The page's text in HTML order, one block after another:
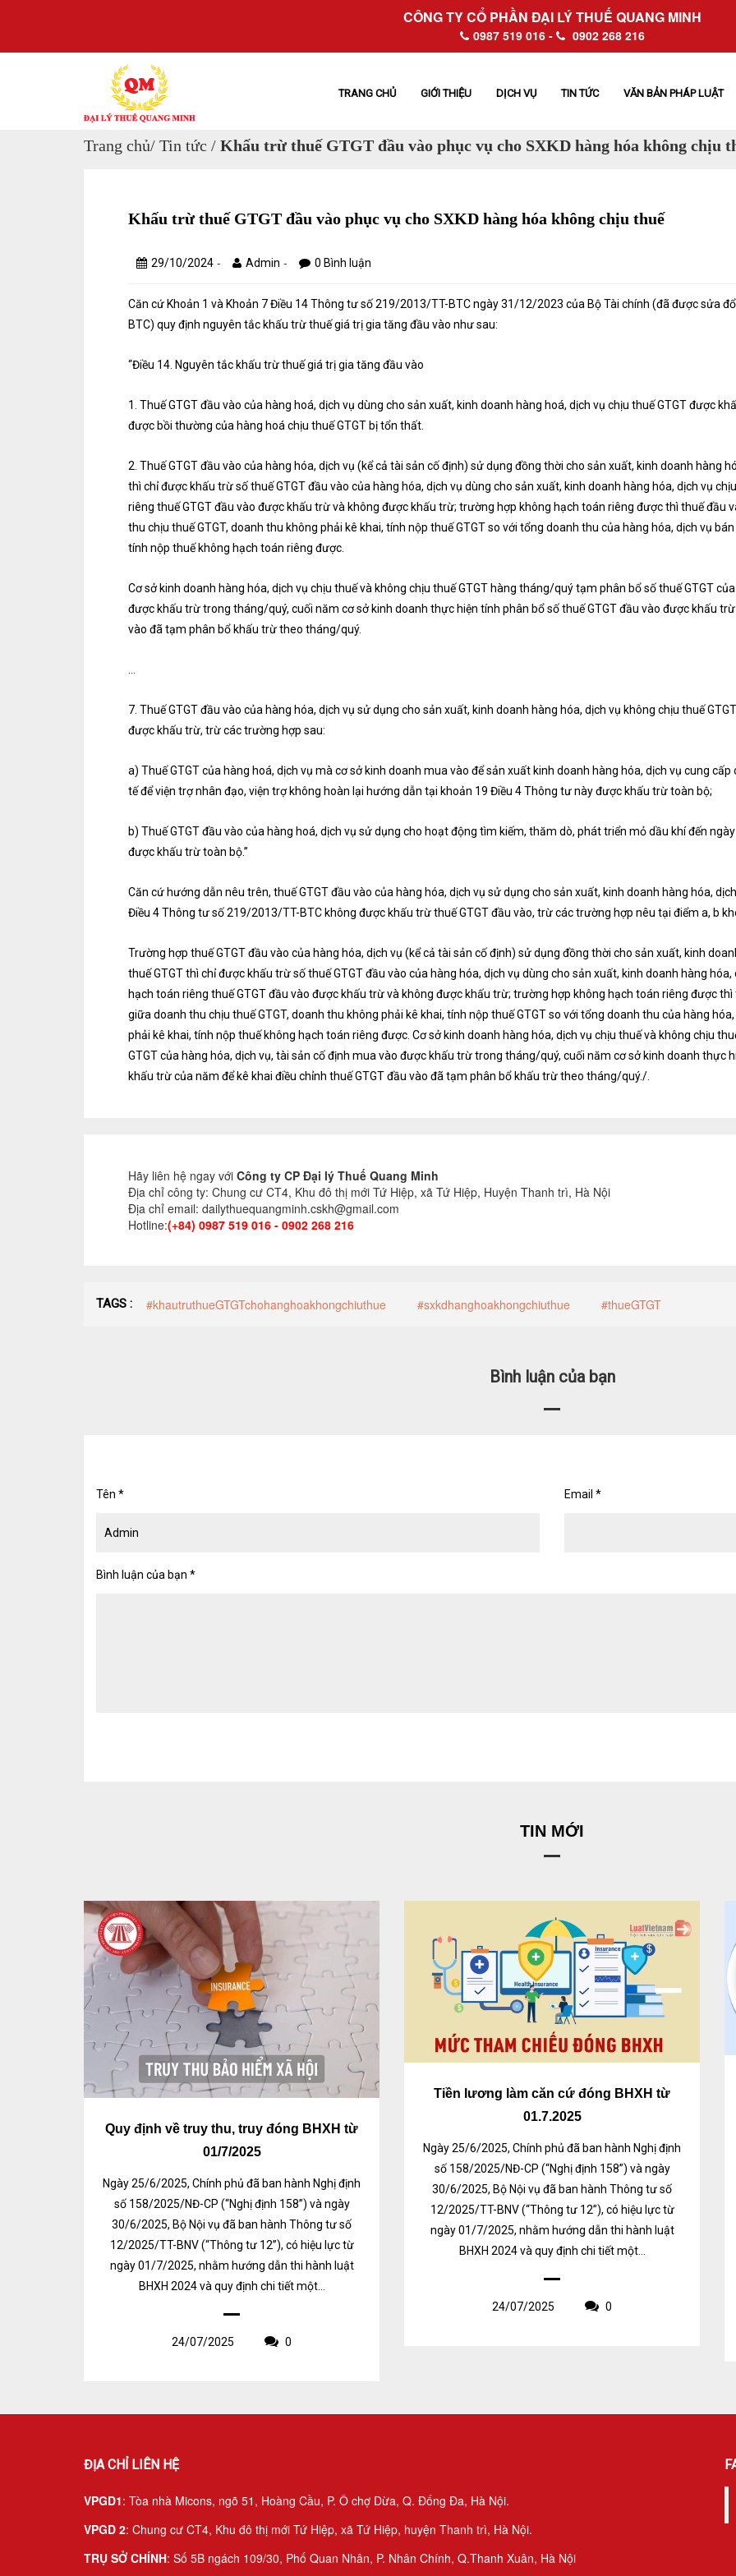
CÔNG TY CỔ PHẦN ĐẠI LÝ THUẾ QUANG MINH
0987 519 016 - 0902 268 216
TRANG CHỦ GIỚI THIỆU DỊCH VỤ TIN TỨC VĂN BẢN PHÁP LUẬT
Trang chủ/ Tin tức / Khấu trừ thuế GTGT đầu vào phục vụ cho SXKD hàng hóa không chịu
Khấu trừ thuế GTGT đầu vào phục vụ cho SXKD hàng hóa không chịu thuế
29/10/2024 - Admin - 0 Bình luận
Căn cứ Khoản 1 và Khoản 7 Điều 14 Thông tư số 219/2013/TT-BTC ngày 31/12/2023 của Bộ Tài chính (đã được sửa
BTC) quy định nguyên tắc khấu trừ thuế giá trị gia tăng đầu vào như sau:
“Điều 14. Nguyên tắc khấu trừ thuế giá trị gia tăng đầu vào
1. Thuế GTGT đầu vào của hàng hoá, dịch vụ dùng cho sản xuất, kinh doanh hàng hoá, dịch vụ chịu thuế GTGT được
được bồi thường của hàng hoá chịu thuế GTGT bị tổn thất.
2. Thuế GTGT đầu vào của hàng hóa, dịch vụ (kể cả tài sản cố định) sử dụng đồng thời cho sản xuất, kinh doanh hàng
thì chỉ được khấu trừ số thuế GTGT đầu vào của hàng hóa, dịch vụ dùng cho sản xuất, kinh doanh hàng hóa, dịch vụ
riêng thuế GTGT đầu vào được khấu trừ và không được khấu trừ; trường hợp không hạch toán riêng được thì thuế đầu
thu chịu thuế GTGT, doanh thu không phải kê khai, tính nộp thuế GTGT so với tổng doanh thu của hàng hóa, dịch vụ
tính nộp thuế không hạch toán riêng được.
Cơ sở kinh doanh hàng hóa, dịch vụ chịu thuế và không chịu thuế GTGT hàng tháng/quý tạm phân bổ số thuế GTGT
được khấu trừ trong tháng/quý, cuối năm cơ sở kinh doanh thực hiện tính phân bổ số thuế GTGT đầu vào được khấu
vào đã tạm phân bổ khấu trừ theo tháng/quý.
7. Thuế GTGT đầu vào của hàng hóa, dịch vụ sử dụng cho sản xuất, kinh doanh hàng hóa, dịch vụ không chịu thuế
được khấu trừ, trừ các trường hợp sau:
a) Thuế GTGT của hàng hoá, dịch vụ mà cơ sở kinh doanh mua vào để sản xuất kinh doanh hàng hóa, dịch vụ cung
tế để viện trợ nhân đạo, viện trợ không hoàn lại hướng dẫn tại khoản 19 Điều 4 Thông tư này được khấu trừ toàn bộ;
b) Thuế GTGT đầu vào của hàng hoá, dịch vụ sử dụng cho hoạt động tìm kiếm, thăm dò, phát triển mỏ dầu khí đến
được khấu trừ toàn bộ.”
Căn cứ hướng dẫn nêu trên, thuế GTGT đầu vào của hàng hóa, dịch vụ sử dụng cho sản xuất, kinh doanh hàng hóa,
Điều 4 Thông tư số 219/2013/TT-BTC không được khấu trừ thuế GTGT đầu vào, trừ các trường hợp nêu tại điểm a, b
Trường hợp thuế GTGT đầu vào của hàng hóa, dịch vụ (kể cả tài sản cố định) sử dụng đồng thời cho sản xuất, kinh
thuế GTGT thì chỉ được khấu trừ số thuế GTGT đầu vào của hàng hóa, dịch vụ dùng cho sản xuất, kinh doanh hàng hóa,
hạch toán riêng thuế GTGT đầu vào được khấu trừ và không được khấu trừ; trường hợp không hạch toán riêng được
giữa doanh thu chịu thuế GTGT, doanh thu không phải kê khai, tính nộp thuế GTGT so với tổng doanh thu của hàng
phải kê khai, tính nộp thuế không hạch toán riêng được. Cơ sở kinh doanh hàng hóa, dịch vụ chịu thuế và không chịu
GTGT của hàng hóa, dịch vụ, tài sản cố định mua vào được khấu trừ trong tháng/quý, cuối năm cơ sở kinh doanh thực
khấu trừ của năm để kê khai điều chỉnh thuế GTGT đầu vào đã tạm phân bổ khấu trừ theo tháng/quý./.
Hãy liên hệ ngay với Công ty CP Đại lý Thuế Quang Minh
Địa chỉ công ty: Chung cư CT4, Khu đô thị mới Tứ Hiệp, xã Tứ Hiệp, Huyện Thanh trì, Hà Nội
Địa chỉ email: dailythuequangminh.cskh@gmail.com
Hotline:(+84) 0987 519 016 - 0902 268 216
TAGS : #khautruthueGTGTchohanghoakhongchiuthue #sxkdhanghoakhongchiuthue #thueGTGT
Bình luận của bạn
Tên * Email *
Bình luận của bạn *
TIN MỚI
Quy định về truy thu, truy đóng BHXH từ
01/7/2025
Ngày 25/6/2025, Chính phủ đã ban hành Nghị định
số 158/2025/NĐ-CP (“Nghị định 158”) và ngày
30/6/2025, Bộ Nội vụ đã ban hành Thông tư số
12/2025/TT-BNV (“Thông tư 12”), có hiệu lực từ
ngày 01/7/2025, nhằm hướng dẫn thi hành luật
BHXH 2024 và quy định chi tiết một...
24/07/2025 0
Tiền lương làm căn cứ đóng BHXH từ
01.7.2025
Ngày 25/6/2025, Chính phủ đã ban hành Nghị định
số 158/2025/NĐ-CP (“Nghị định 158”) và ngày
30/6/2025, Bộ Nội vụ đã ban hành Thông tư số
12/2025/TT-BNV (“Thông tư 12”), có hiệu lực từ
ngày 01/7/2025, nhằm hướng dẫn thi hành luật
BHXH 2024 và quy định chi tiết một...
24/07/2025 0
ĐỊA CHỈ LIÊN HỆ
VPGD1: Tòa nhà Micons, ngõ 51, Hoàng Cầu, P. Ô chợ Dừa, Q. Đống Đa, Hà Nội.
VPGD 2: Chung cư CT4, Khu đô thị mới Tứ Hiệp, xã Tứ Hiệp, huyện Thanh trì, Hà Nội.
TRỤ SỞ CHÍNH: Số 5B ngách 109/30, Phố Quan Nhân, P. Nhân Chính, Q.Thanh Xuân, Hà Nội